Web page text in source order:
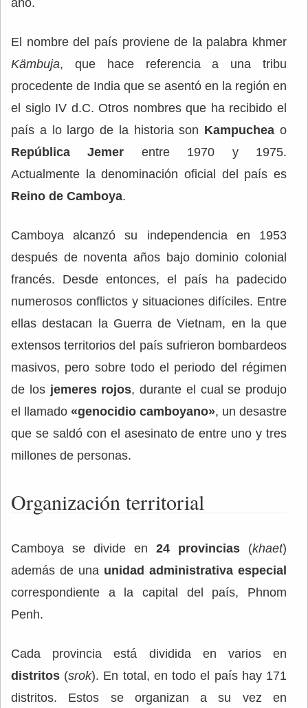
año.
El nombre del país proviene de la palabra khmer
Kämbuja, que hace referencia a una tribu
procedente de India que se asentó en la región en
el siglo IV d.C. Otros nombres que ha recibido el
país a lo largo de la historia son Kampuchea o
República Jemer entre 1970 y 1975.
Actualmente la denominación oficial del país es
Reino de Camboya.
Camboya alcanzó su independencia en 1953
después de noventa años bajo dominio colonial
francés. Desde entonces, el país ha padecido
numerosos conflictos y situaciones difíciles. Entre
ellas destacan la Guerra de Vietnam, en la que
extensos territorios del país sufrieron bombardeos
masivos, pero sobre todo el periodo del régimen
de los jemeres rojos, durante el cual se produjo
el llamado «genocidio camboyano», un desastre
que se saldó con el asesinato de entre uno y tres
millones de personas.
Organización territorial
Camboya se divide en 24 provincias (khaet)
además de una unidad administrativa especial
correspondiente a la capital del país, Phnom
Penh.
Cada provincia está dividida en varios en
distritos (srok). En total, en todo el país hay 171
distritos. Estos se organizan a su vez en